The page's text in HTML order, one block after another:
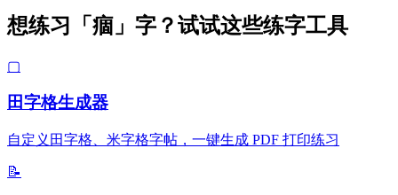
想练习「痼」字？试试这些练字工具
▢
田字格生成器
自定义田字格、米字格字帖，一键生成 PDF 打印练习
📝